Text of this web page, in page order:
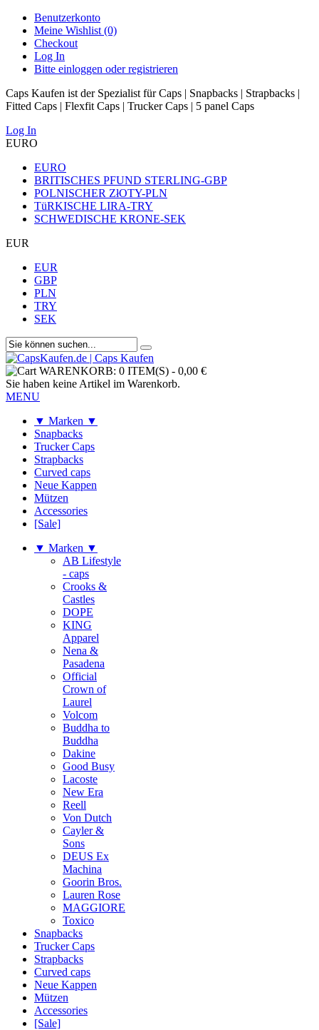
Benutzerkonto
Meine Wishlist (0)
Checkout
Log In
Bitte einloggen oder registrieren
Caps Kaufen ist der Spezialist für Caps | Snapbacks | Strapbacks |
Fitted Caps | Flexfit Caps | Trucker Caps | 5 panel Caps
Log In
EURO
EURO
BRITISCHES PFUND STERLING-GBP
POLNISCHER ZłOTY-PLN
TüRKISCHE LIRA-TRY
SCHWEDISCHE KRONE-SEK
EUR
EUR
GBP
PLN
TRY
SEK
WARENKORB: 0 ITEM(S) - 0,00 €
Sie haben keine Artikel im Warenkorb.
MENU
▼ Marken ▼
Snapbacks
Trucker Caps
Strapbacks
Curved caps
Neue Kappen
Mützen
Accessories
[Sale]
▼ Marken ▼
AB Lifestyle
- caps
Crooks &
Castles
DOPE
KING
Apparel
Nena &
Pasadena
Official
Crown of
Laurel
Volcom
Buddha to
Buddha
Dakine
Good Busy
Lacoste
New Era
Reell
Von Dutch
Cayler &
Sons
DEUS Ex
Machina
Goorin Bros.
Lauren Rose
MAGGIORE
Toxico
Snapbacks
Trucker Caps
Strapbacks
Curved caps
Neue Kappen
Mützen
Accessories
[Sale]